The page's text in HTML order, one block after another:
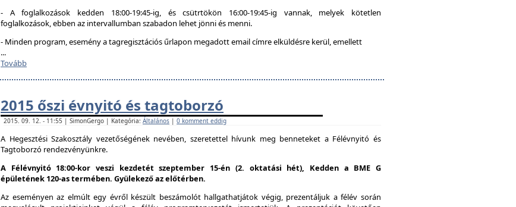
- A foglalkozások kedden 18:00-19:45-ig, és csütrtökön 16:00-19:45-ig vannak, melyek kötetlen
foglalkozások, ebben az intervallumban szabadon lehet jönni és menni.
- Minden program, esemény a tagregisztációs űrlapon megadott email címre elküldésre kerül, emellett
...
Tovább
2015 őszi évnyitó és tagtoborzó
2015. 09. 12. - 11:55 | SimonGergo | Kategória: Általános | 0 komment eddig
A Hegesztési Szakosztály vezetőségének nevében, szeretettel hívunk meg benneteket a Félévnyitó és
Tagtoborzó rendezvényünkre.
A Félévnyitó 18:00-kor veszi kezdetét szeptember 15-én (2. oktatási hét), Kedden a BME G
épületének 120-as termében. Gyülekező az előtérben.
Az eseményen az elmúlt egy évről készült beszámolót hallgathatjátok végig, prezentáljuk a félév során